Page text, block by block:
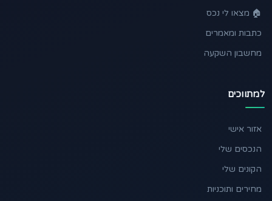
🏠 מצאו לי נכס
כתבות ומאמרים
מחשבון השקעה
למתווכים
אזור אישי
הנכסים שלי
הקונים שלי
מחירים ותוכניות